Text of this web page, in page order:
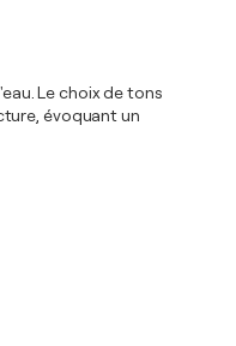
Le choix de tons
évoquant un